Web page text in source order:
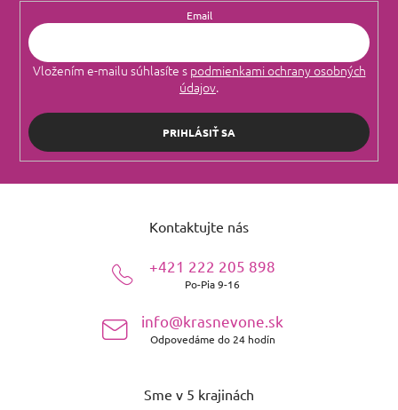
Email
Vložením e-mailu súhlasíte s podmienkami ochrany osobných
údajov.
PRIHLÁSIŤ SA
Kontaktujte nás
+421 222 205 898
Po-Pia 9-16
info@krasnevone.sk
Odpovedáme do 24 hodín
Sme v 5 krajinách